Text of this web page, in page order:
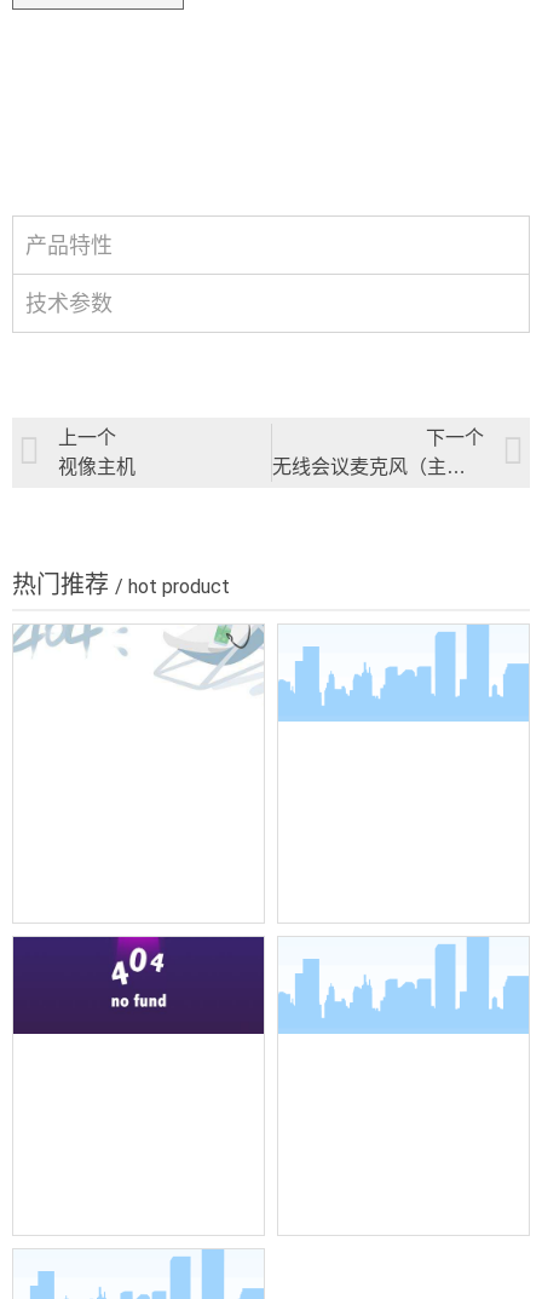
产品特性
技术参数
上一个
视像主机
下一个
无线会议麦克风（主席单元）/无线会议麦克风（代表单元）
热门推荐 / hot product